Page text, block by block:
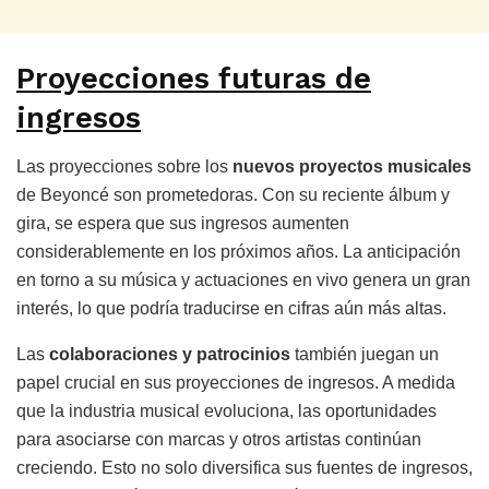
Proyecciones futuras de
ingresos
Las proyecciones sobre los nuevos proyectos musicales
de Beyoncé son prometedoras. Con su reciente álbum y
gira, se espera que sus ingresos aumenten
considerablemente en los próximos años. La anticipación
en torno a su música y actuaciones en vivo genera un gran
interés, lo que podría traducirse en cifras aún más altas.
Las colaboraciones y patrocinios también juegan un
papel crucial en sus proyecciones de ingresos. A medida
que la industria musical evoluciona, las oportunidades
para asociarse con marcas y otros artistas continúan
creciendo. Esto no solo diversifica sus fuentes de ingresos,